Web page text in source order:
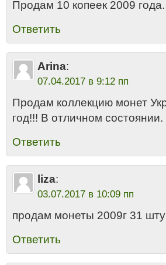
Продам 10 копеек 2009
Ответить
Arina:
07.04.2017 в 9:12 пп
Продам коллекцию монет
год!!! В отличном
Ответить
liza:
03.07.2017 в 10:09 пп
продам монеты 2009г 31
Ответить